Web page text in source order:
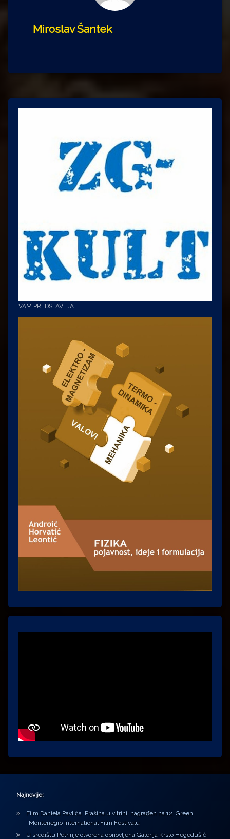
Miroslav Šantek
VAM PREDSTAVLJA :
Najnovije:
Film Daniela Pavlića ‘Prašina u vitrini’ nagrađen na 12. Green
Montenegro International Film Festivalu
U središtu Petrinje otvorena obnovljena Galerija Krsto Hegedušić: